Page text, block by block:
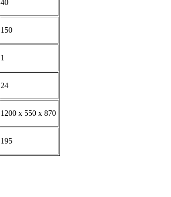
40
150
1
24
1200 x 550 x 870
195